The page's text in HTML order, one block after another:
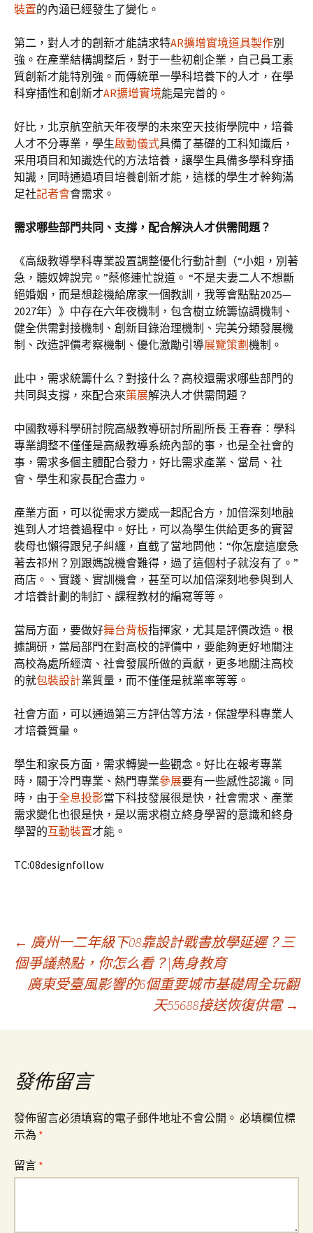
裝置的內涵已經發生了變化。
第二，對人才的創新才能請求特AR擴增實境道具製作別
強。在產業結構調整后，對于一些初創企業，自己員工素
質創新才能特別強。而傳統單一學科培養下的人才，在學
科穿插性和創新才AR擴增實境能是完善的。
好比，北京航空航天年夜學的未來空天技術學院中，培養
人才不分專業，學生啟動儀式具備了基礎的工科知識后，
采用項目和知識迭代的方法培養，讓學生具備多學科穿插
知識，同時通過項目培養創新才能，這樣的學生才幹夠滿
足社記者會會需求。
需求哪些部門共同、支撐，配合解決人才供需問題？
《高級教導學科專業設置調整優化行動計劃（“小姐，別著
急，聽奴婢說完。”蔡修連忙說道。 “不是夫妻二人不想斷
絕婚姻，而是想趁機給席家一個教訓，我等會點點2025—
2027年）》中存在六年夜機制，包含樹立統籌協調機制、
健全供需對接機制、創新目錄治理機制、完美分類發展機
制、改造評價考察機制、優化激勵引導展覽策劃 機制。
此中，需求統籌什么？對接什么？高校還需求哪些部門的
共同與支撐，來配合來策展解決人才供需問題？
中國教導科學研討院高級教導研討所副所長 王春春：學科
專業調整不僅僅是高級教導系統內部的事，也是全社會的
事，需求多個主體配合發力，好比需求產業、當局、社
會、學生和家長配合盡力。
產業方面，可以從需求方變成一起配合方，加倍深刻地融
進到人才培養過程中。好比，可以為學生供給更多的實習
裴母也懶得跟兒子糾纏，直截了當地問他：“你怎麼這麼急
著去祁州？別跟媽說機會難得，過了這個村子就沒有了。”
商店。、實踐、實訓機會，甚至可以加倍深刻地參與到人
才培養計劃的制訂、課程教材的編寫等等。
當局方面，要做好舞台背板指揮家，尤其是評價改造。根
據調研，當局部門在對高校的評價中，要能夠更好地關注
高校為處所經濟、社會發展所做的貢獻，更多地關注高校
的就包裝設計業質量，而不僅僅是就業率等等。
社會方面，可以通過第三方評估等方法，保證學科專業人
才培養質量。
學生和家長方面，需求轉變一些觀念。好比在報考專業
時，關于冷門專業、熱門專業參展要有一些感性認識。同
時，由于全息投影當下科技發展很是快，社會需求、產業
需求變化也很是快，是以需求樹立終身學習的意識和終身
學習的互動裝置才能。
TC:08designfollow
文
章
導
覽
← 廣州一二年級下08靠設計戰書放學延遲？三
個爭議熱點，你怎么看？|雋身教育
廣東受臺風影響的6個重要城市基礎周全玩翻
天55688接送恢復供電 →
發佈留言
發佈留言必須填寫的電子郵件地址不會公開。 必填欄位標
示為 *
留言 *